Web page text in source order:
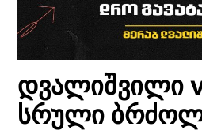
დვალიშვილი
სრული